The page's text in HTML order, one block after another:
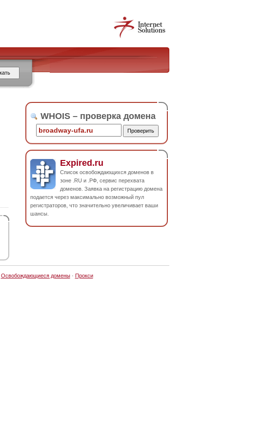
WHOIS – проверка домена
Expired.ru
Список освобождающихся доменов в
зоне .RU и .РФ, сервис перехвата
доменов. Заявка на регистрацию домена
подается через максимально возможный пул
регистраторов, что значительно увеличивает ваши
шансы.
Освобождающиеся домены· Прокси